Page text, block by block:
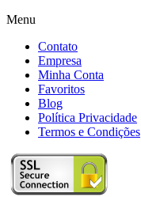
Menu
Contato
Empresa
Minha Conta
Favoritos
Blog
Política Privacidade
Termos e Condições